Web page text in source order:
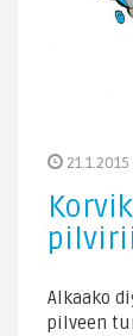
21.1.2015
Alkaako
pilveen